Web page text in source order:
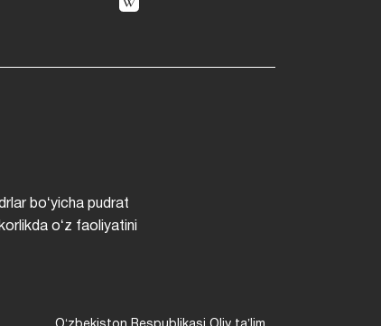
boʻyicha pudrat
oʻz faoliyatini